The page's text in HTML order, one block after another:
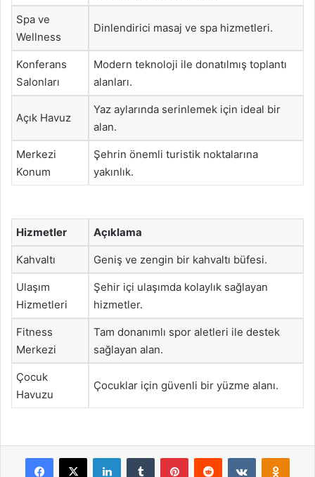
Spa ve
Wellness
Dinlendirici masaj ve spa hizmetleri.
Konferans
Salonları
Modern teknoloji ile donatılmış toplantı
alanları.
Açık Havuz
Yaz aylarında serinlemek için ideal bir
alan.
Merkezi
Konum
Şehrin önemli turistik noktalarına
yakınlık.
Hizmetler Açıklama
Kahvaltı Geniş ve zengin bir kahvaltı büfesi.
Ulaşım
Hizmetleri
Şehir içi ulaşımda kolaylık sağlayan
hizmetler.
Fitness
Merkezi
Tam donanımlı spor aletleri ile destek
sağlayan alan.
Çocuk
Havuzu
Çocuklar için güvenli bir yüzme alanı.
Facebook
X LinkedInTumblr PinterestReddit VKontakte